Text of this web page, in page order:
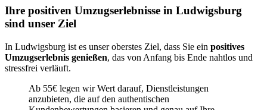
Ihre positiven Umzugserlebnisse in Ludwigsburg
sind unser Ziel
In Ludwigsburg ist es unser oberstes Ziel, dass Sie ein positives
Umzugserlebnis genießen, das von Anfang bis Ende nahtlos und
stressfrei verläuft.
Ab 55€ legen wir Wert darauf, Dienstleistungen
anzubieten, die auf den authentischen